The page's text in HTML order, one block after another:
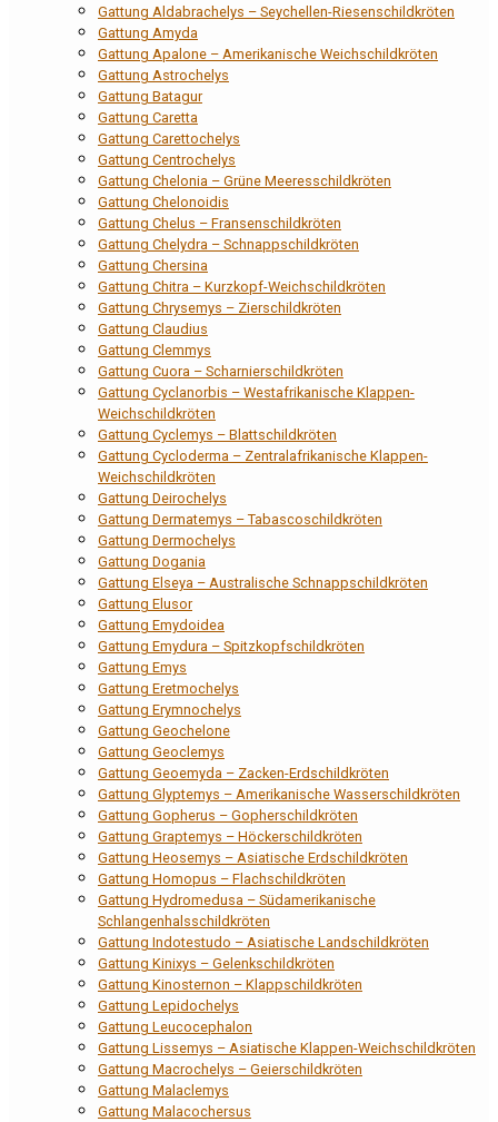
Gattung Aldabrachelys – Seychellen-Riesenschildkröten
Gattung Amyda
Gattung Apalone – Amerikanische Weichschildkröten
Gattung Astrochelys
Gattung Batagur
Gattung Caretta
Gattung Carettochelys
Gattung Centrochelys
Gattung Chelonia – Grüne Meeresschildkröten
Gattung Chelonoidis
Gattung Chelus – Fransenschildkröten
Gattung Chelydra – Schnappschildkröten
Gattung Chersina
Gattung Chitra – Kurzkopf-Weichschildkröten
Gattung Chrysemys – Zierschildkröten
Gattung Claudius
Gattung Clemmys
Gattung Cuora – Scharnierschildkröten
Gattung Cyclanorbis – Westafrikanische Klappen-
Weichschildkröten
Gattung Cyclemys – Blattschildkröten
Gattung Cycloderma – Zentralafrikanische Klappen-
Weichschildkröten
Gattung Deirochelys
Gattung Dermatemys – Tabascoschildkröten
Gattung Dermochelys
Gattung Dogania
Gattung Elseya – Australische Schnappschildkröten
Gattung Elusor
Gattung Emydoidea
Gattung Emydura – Spitzkopfschildkröten
Gattung Emys
Gattung Eretmochelys
Gattung Erymnochelys
Gattung Geochelone
Gattung Geoclemys
Gattung Geoemyda – Zacken-Erdschildkröten
Gattung Glyptemys – Amerikanische Wasserschildkröten
Gattung Gopherus – Gopherschildkröten
Gattung Graptemys – Höckerschildkröten
Gattung Heosemys – Asiatische Erdschildkröten
Gattung Homopus – Flachschildkröten
Gattung Hydromedusa – Südamerikanische
Schlangenhalsschildkröten
Gattung Indotestudo – Asiatische Landschildkröten
Gattung Kinixys – Gelenkschildkröten
Gattung Kinosternon – Klappschildkröten
Gattung Lepidochelys
Gattung Leucocephalon
Gattung Lissemys – Asiatische Klappen-Weichschildkröten
Gattung Macrochelys – Geierschildkröten
Gattung Malaclemys
Gattung Malacochersus